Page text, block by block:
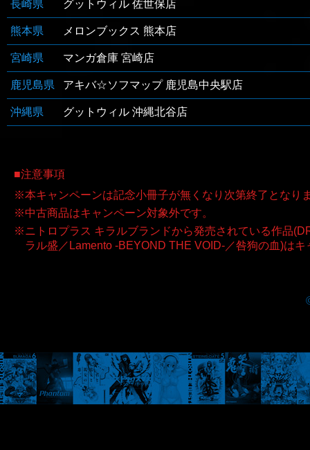
長崎県 グットウィル 佐世保店
熊本県 メロンブックス 熊本店
宮崎県 マンガ倉庫 宮崎店
鹿児島県 アキバ☆ソフマップ 鹿児島中央駅店
沖縄県 グットウィル 沖縄北谷店
注意事項
本キャンペーンは記念小冊子が無くなり次第終了となり
中古商品はキャンペーン対象外です。
ニトロプラス キラルブランドから発売されている作品
ラル盛／Lamento -BEYOND THE VOID-／咎狗の血)は